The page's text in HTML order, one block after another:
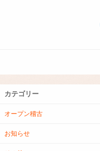
ロ
グ
カテゴリー
オープン稽古
お知らせ